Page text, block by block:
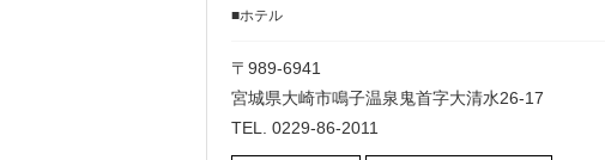
■ホテル
〒989-6941
宮城県大崎市鳴子温泉鬼首字大清水26-17
TEL. 0229-86-2011